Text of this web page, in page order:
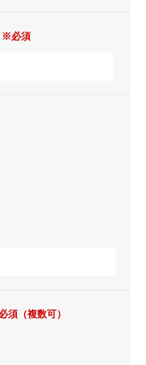
※必須
須（複数可）